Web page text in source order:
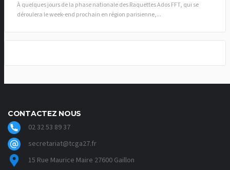
À quelques jours de la phase nationale des Raquettes Ados FFT, qui se
déroulera le week-end prochain en région parisienne,...
CONTACTEZ NOUS
02 32 53 89 37
secretariat@tcga27.fr
15 Rue Maurice Maire 27600 Gaillon